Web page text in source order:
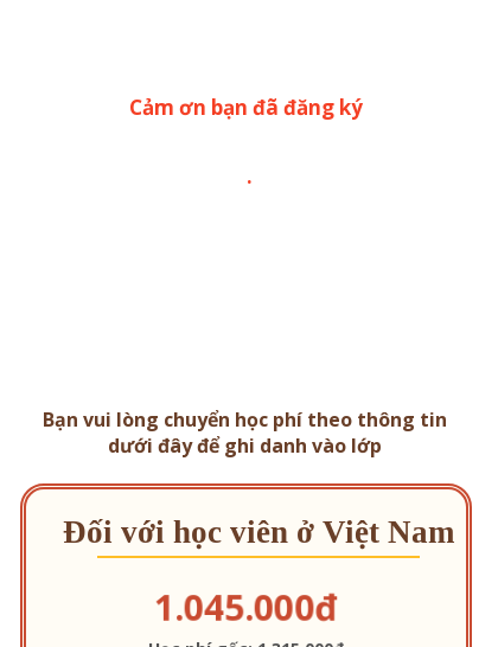
Bạn vui lòng chuyển học phí theo thông tin
dưới đây để ghi danh vào lớp
Cảm ơn bạn đã đăng ký
Đối với học viên ở Việt Nam
1.045.000đ
.